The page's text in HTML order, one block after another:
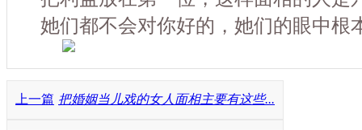
她们都不会对你好的，她们的眼中根
上一篇 把婚姻当儿戏的女人面相主要有这些...